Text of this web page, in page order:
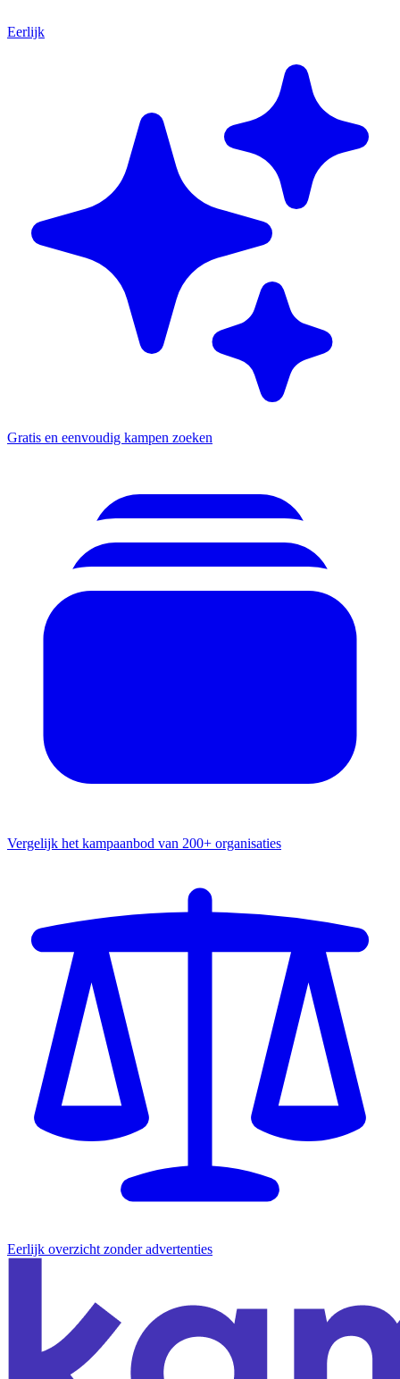
Eerlijk
Gratis en eenvoudig kampen zoeken
Vergelijk het kampaanbod van 200+ organisaties
Eerlijk overzicht zonder advertenties